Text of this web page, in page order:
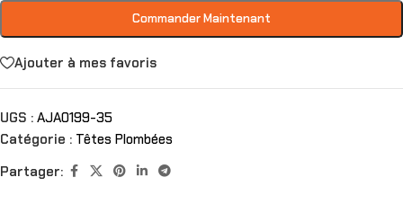
Commander Maintenant
Ajouter à mes favoris
UGS : AJA0199-35
Catégorie : Têtes Plombées
Partager: